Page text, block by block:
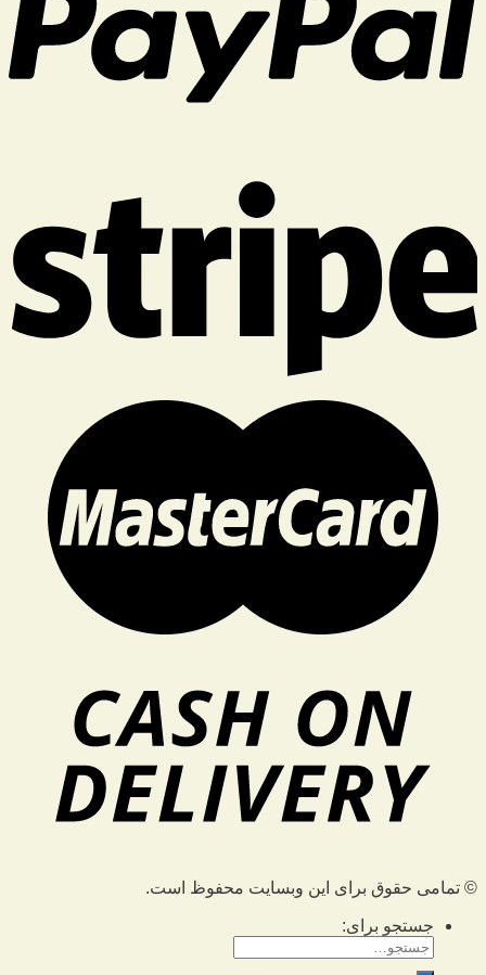
© تمامی حقوق برای این وبسایت محفوظ است.
جستجو برای: